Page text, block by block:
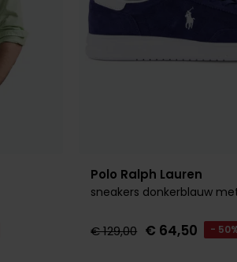
Polo Ralph Lauren
sneakers donkerblauw
€ 129,00 € 64,50 -